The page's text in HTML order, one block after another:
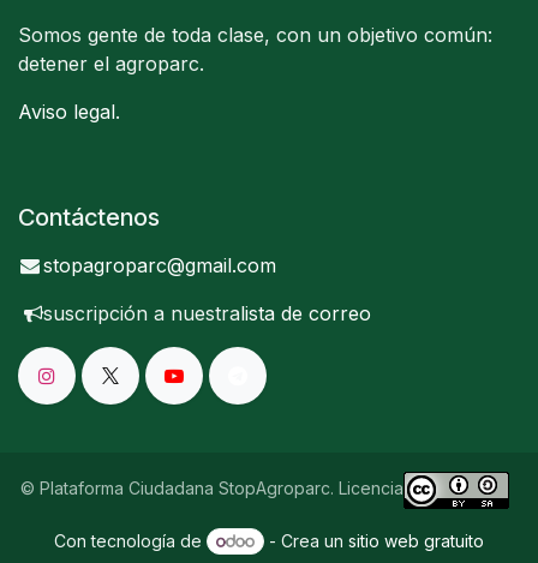
Somos gente de toda clase, con un objetivo común:
detener el agroparc.
Aviso legal.
Contáctenos
stopagroparc@gmail.com
suscripción a nuestralista de correo
© Plataforma Ciudadana StopAgroparc. Licencia
Con tecnología de - Crea unsitio web gratuito